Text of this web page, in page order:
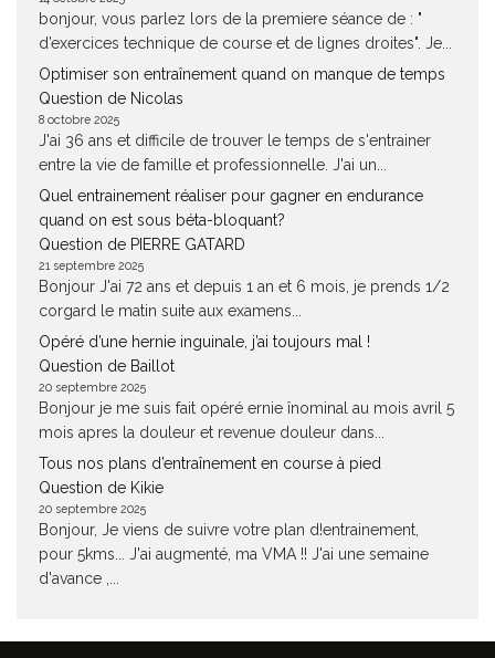
bonjour, vous parlez lors de la premiere séance de : "
d’exercices technique de course et de lignes droites". Je...
Optimiser son entraînement quand on manque de temps
Question de Nicolas
8 octobre 2025
J'ai 36 ans et difficile de trouver le temps de s'entrainer
entre la vie de famille et professionnelle. J'ai un...
Quel entrainement réaliser pour gagner en endurance
quand on est sous béta-bloquant?
Question de PIERRE GATARD
21 septembre 2025
Bonjour J'ai 72 ans et depuis 1 an et 6 mois, je prends 1/2
corgard le matin suite aux examens...
Opéré d’une hernie inguinale, j’ai toujours mal !
Question de Baillot
20 septembre 2025
Bonjour je me suis fait opéré ernie înominal au mois avril 5
mois apres la douleur et revenue douleur dans...
Tous nos plans d’entraînement en course à pied
Question de Kikie
20 septembre 2025
Bonjour, Je viens de suivre votre plan d!entrainement,
pour 5kms... J'ai augmenté, ma VMA !! J'ai une semaine
d'avance ,...